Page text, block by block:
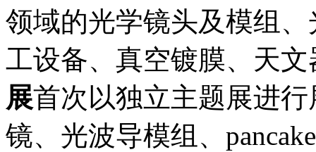
领域的光学镜头及模组
工设备、真空镀膜、天
展首次以独立主题展进
镜、光波导模组、